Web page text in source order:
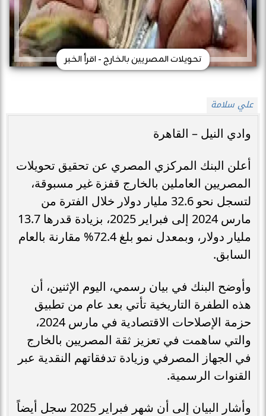
تحويلات المصريين بالخارج - اقرأ الخبر
علي سلامة
وادي النيل – القاهرة
أعلن البنك المركزي المصري عن تحقيق تحويلات
المصريين العاملين بالخارج قفزة غير مسبوقة،
لتسجل نحو 32.6 مليار دولار خلال الفترة من
مارس 2024 إلى فبراير 2025، بزيادة قدرها 13.7
مليار دولار، وبمعدل نمو بلغ 72.4% مقارنة بالعام
السابق.
وأوضح البنك في بيان رسمي، اليوم الإثنين، أن
هذه الطفرة التاريخية تأتي بعد عام من تطبيق
حزمة الإصلاحات الاقتصادية في مارس 2024،
والتي ساهمت في تعزيز ثقة المصريين بالخارج
في الجهاز المصرفي وزيادة تدفقاتهم النقدية عبر
القنوات الرسمية.
وأشار البيان إلى أن شهر فبراير 2025 سجل أيضاً